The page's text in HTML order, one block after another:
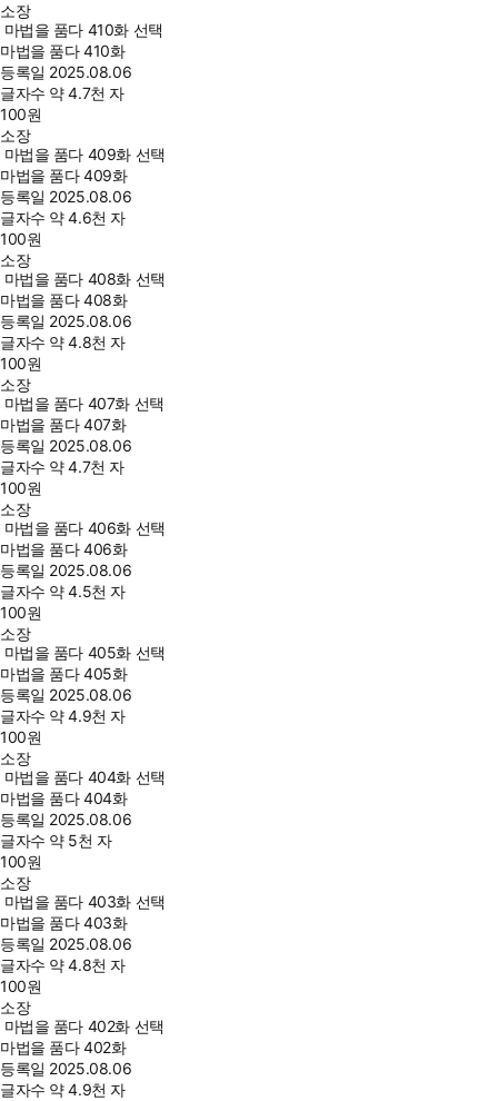
소장
마법을 품다 410화 선택
마법을 품다 410화
등록일 2025.08.06
글자수 약 4.7천 자
100원
소장
마법을 품다 409화 선택
마법을 품다 409화
등록일 2025.08.06
글자수 약 4.6천 자
100원
소장
마법을 품다 408화 선택
마법을 품다 408화
등록일 2025.08.06
글자수 약 4.8천 자
100원
소장
마법을 품다 407화 선택
마법을 품다 407화
등록일 2025.08.06
글자수 약 4.7천 자
100원
소장
마법을 품다 406화 선택
마법을 품다 406화
등록일 2025.08.06
글자수 약 4.5천 자
100원
소장
마법을 품다 405화 선택
마법을 품다 405화
등록일 2025.08.06
글자수 약 4.9천 자
100원
소장
마법을 품다 404화 선택
마법을 품다 404화
등록일 2025.08.06
글자수 약 5천 자
100원
소장
마법을 품다 403화 선택
마법을 품다 403화
등록일 2025.08.06
글자수 약 4.8천 자
100원
소장
마법을 품다 402화 선택
마법을 품다 402화
등록일 2025.08.06
글자수 약 4.9천 자